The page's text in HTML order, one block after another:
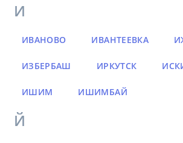
И
ИВАНОВО ИВАНТЕЕВКА
ИЗБЕРБАШ ИРКУТСК
ИШИМ ИШИМБАЙ
Й